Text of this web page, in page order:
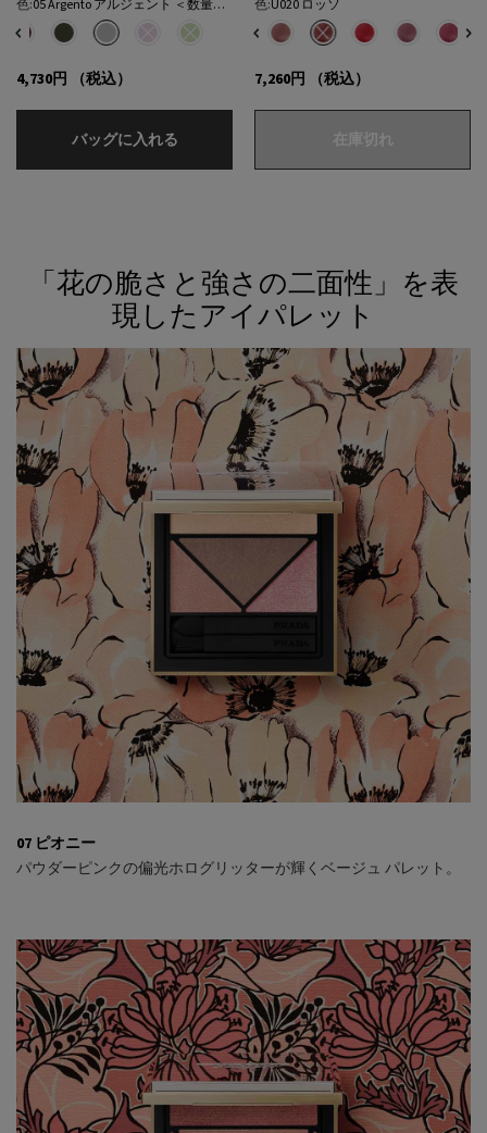
色:
05 Argento アルジェント ＜数量限定＞
色を選択してください
{1} の場合
カラー ラインズ デュラブル グライディング アイペンシル、1/7
みウッド のカラー ラインズ デュラブル グライディング アイペンシル、2/7
選択済み
03 Mahogany マホガニー のカラー ラインズ デュラブル グライディング アイペン
選択済み
04 Ember アンバー のカラー ラインズ デュラブル グライディング アイペ
選択済み
05 Argento アルジェント ＜数量限定＞ のカラー ラインズ デュラ
選択済み
商品バリエーションは在庫切れです, 06 Glycine グリシン
選択済み
商品バリエーションは在庫切れです, 07 Menta メン
4,730円 （税込）
バッグに入れる ラインズ デュラブル グライディング アイペ
色:U020 ロッソ
色を選択してください
{1} の場合
選択済み
U014 ホワイト のカラー プラダ ライト グローイング リッ
選択済み
U016 ローズ のカラー プラダ ライト グローイング
選択済み
U018 ピンク のカラー プラダ ライト グロ
選択済み
U019 ブラウン のカラー プラダ ラ
選択済み
商品バリエーションは在庫切
選択済み
U021 チェリー のカラ
選択済み
U022 ベリー
選択済
U023
7,260円 （税込）
在庫切れプラダ ライ
「花の脆さと強さの二面性」を表
現したアイパレット​
07 ピオニー
パウダーピンクの偏光ホログリッターが輝くベージュ パレット。